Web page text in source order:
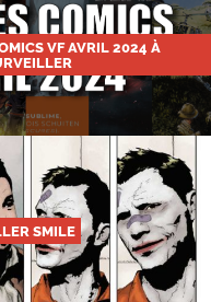
VF AVRIL 2024 À
SMILE